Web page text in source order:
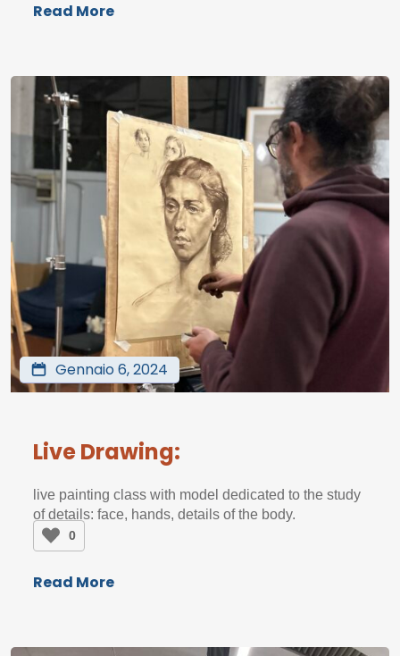
Read More
Gennaio 6, 2024
Live Drawing:
live painting class with model dedicated to the study
of details: face, hands, details of the body.
0
Read More